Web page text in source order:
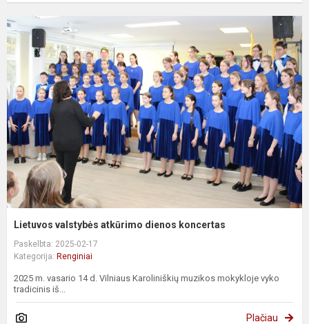
Lietuvos valstybės atkūrimo dienos koncertas
Paskelbta: 2025-02-17
Kategorija: Renginiai
2025 m. vasario 14 d. Vilniaus Karoliniškių muzikos mokykloje vyko
tradicinis iš...
Plačiau